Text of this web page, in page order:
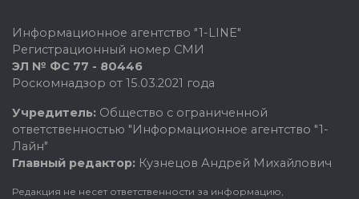
Информационное агентство "1-LINE"
Регистрационный номер СМИ
ЭЛ № ФС 77 - 80446
Роскомнадзор от 15.03.2021 года
Учредитель: Общество с ограниченной
ответственностью "Информационное агентство "1-
Лайн"
Главный редактор: Кузнецов Андрей Михайлович
Редакция не несет ответственности за информацию,